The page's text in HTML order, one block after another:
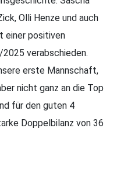
Olli Henze und auch
einer positiven
2025 verabschieden.
erste Mannschaft,
nicht ganz an die Top
für den guten 4
Doppelbilanz von 36